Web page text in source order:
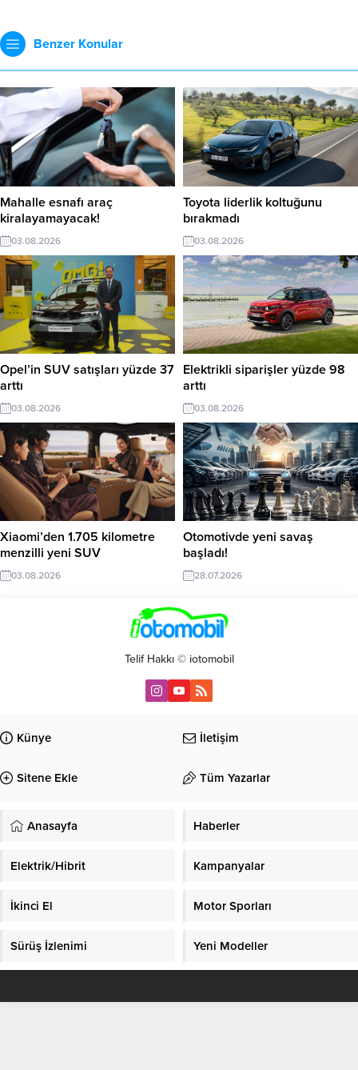
Benzer Konular
Mahalle esnafı araç
kiralayamayacak!
03.08.2026
Toyota liderlik koltuğunu
bırakmadı
03.08.2026
Opel’in SUV satışları yüzde 37
arttı
03.08.2026
Elektrikli siparişler yüzde 98
arttı
03.08.2026
Xiaomi’den 1.705 kilometre
menzilli yeni SUV
03.08.2026
Otomotivde yeni savaş
başladı!
28.07.2026
Telif Hakkı © iotomobil
Künye İletişim
Sitene Ekle Tüm Yazarlar
Anasayfa Haberler
Elektrik/Hibrit Kampanyalar
İkinci El Motor Sporları
Sürüş İzlenimi Yeni Modeller